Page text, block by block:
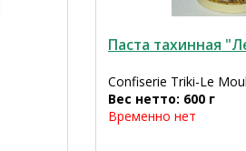
Паста тахинная
Confiserie Triki-Le
Вес нетто: 600 г
Временно нет